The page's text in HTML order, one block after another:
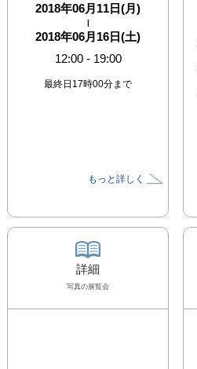
2018年06月11日(月)
|
2018年06月16日(土)
12:00- 19:00
最終日17時00分まで
もっと詳しく
詳細
写真の展覧会